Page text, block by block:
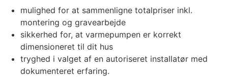
mulighed for at sammenligne totalpriser inkl.
montering og gravearbejde
sikkerhed for, at varmepumpen er korrekt
dimensioneret til dit hus
tryghed i valget af en autoriseret installatør med
dokumenteret erfaring.